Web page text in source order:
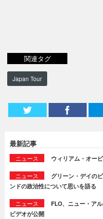
関連タグ
Japan Tour
最新記事
ニュース ウィリアム・オー
ニュース
グリーン・デイの
ンドの政治性について思いを語る
ニュース
FLO、ニュー・ア
ビデオが公開